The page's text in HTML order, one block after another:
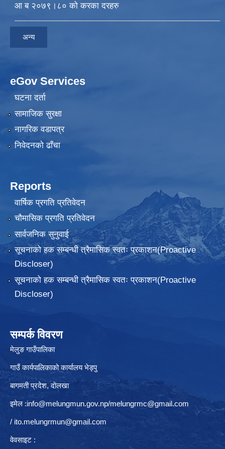
आ ब २०७९।८० को करका दरहरु
अन्य
eGov Services
घटना दर्ता
सामाजिक सुरक्षा
नागरिक वडापत्र
निवेदनकाे ढाँचा
Reports
वार्षिक प्रगति प्रतिवेदन
चौमासिक प्रगति प्रतिवेदन
सार्वजनिक सुनुवाई
सूचनाको हक सम्बन्धी त्रैमासिक स्वतः प्रकाशन(Proactive
Discloser)
सूचनाको हक सम्बन्धी त्रैमासिक स्वतः प्रकाशन(Proactive
Discloser)
सम्पर्क विवरण
मेलुङ गाउँपालिका
गाउँ कार्यपालिकाको कार्यालय भेड्पु
बागमती प्रदेश, दाेलखा
इमेल :info@melungmun.gov.np/melungrmc@gmail.com
/ ito.melungrmun@gmail.com
वेवसाइट :